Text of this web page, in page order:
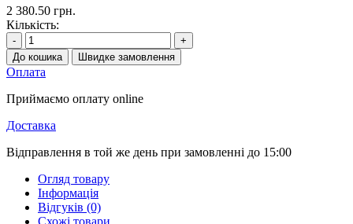
2 380.50 грн.
Кількість:
-
+
До кошика
Швидке замовлення
Оплата
Приймаємо оплату online
Доставка
Відправлення в той же день при замовленні до 15:00
Огляд товару
Інформація
Відгуків (0)
Схожі товари